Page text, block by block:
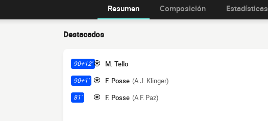
Resumen Composición Estadísticas
Destacados
90+12' M. Tello
90+1' F. Posse (A J. Klinger)
81' F. Posse (A F. Paz)